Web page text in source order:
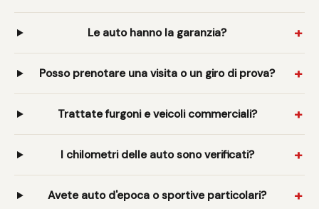
Le auto hanno la garanzia?
Posso prenotare una visita o un giro di prova?
Trattate furgoni e veicoli commerciali?
I chilometri delle auto sono verificati?
Avete auto d'epoca o sportive particolari?